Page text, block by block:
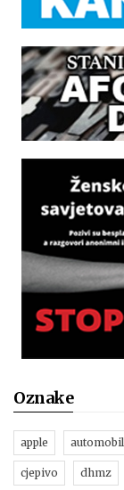
Oznake
apple automobil
cjepivo dhmz